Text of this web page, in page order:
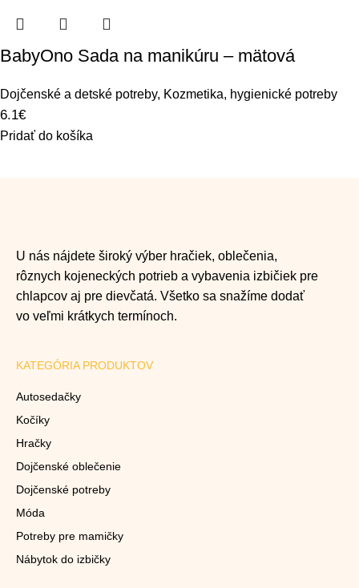
BabyOno Sada na manikúru – mätová
Dojčenské a detské potreby, Kozmetika, hygienické potreby
6.1€
Pridať do košíka
U nás nájdete široký výber hračiek, oblečenia,
rôznych kojeneckých potrieb a vybavenia izbičiek pre
chlapcov aj pre dievčatá. Všetko sa snažíme dodať
vo veľmi krátkych termínoch.
KATEGÓRIA PRODUKTOV
Autosedačky
Kočíky
Hračky
Dojčenské oblečenie
Dojčenské potreby
Móda
Potreby pre mamičky
Nábytok do izbičky